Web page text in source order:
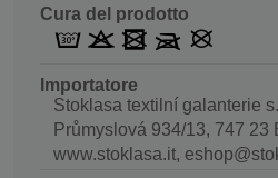
Cura del prodotto
Importatore
Stoklasa textilní galanterie
Průmyslová 934/13, 747 23
www.stoklasa.it,